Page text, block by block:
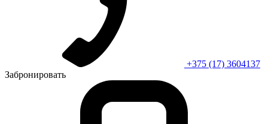
+375 (17) 3604137
Забронировать